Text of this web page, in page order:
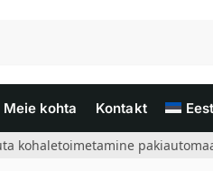
Meie kohta Kontakt
kohaletoimetamine